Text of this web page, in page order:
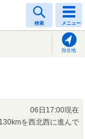
検索 メニュー
現在地
06日17:00現在
を西北西に進んで